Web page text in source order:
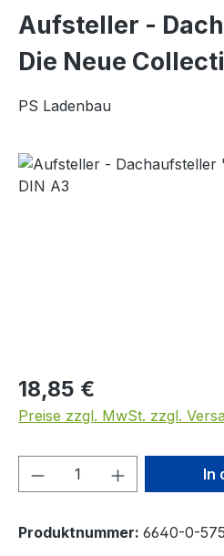
Aufsteller -
Die Neue
PS Ladenbau
Regulärer Preis:
18,85 €
Preise zzgl. MwSt. zzgl.
Produkt Anzahl: In
Produktnummer: 6640-0-